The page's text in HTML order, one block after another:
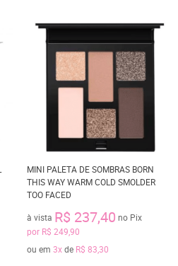
MINI PALETA DE SOMBRAS BORN
THIS WAY WARM COLD SMOLDER
TOO FACED
à vista R$ 237,40 no Pix
por R$ 249,90
ou em 3xde R$ 83,30